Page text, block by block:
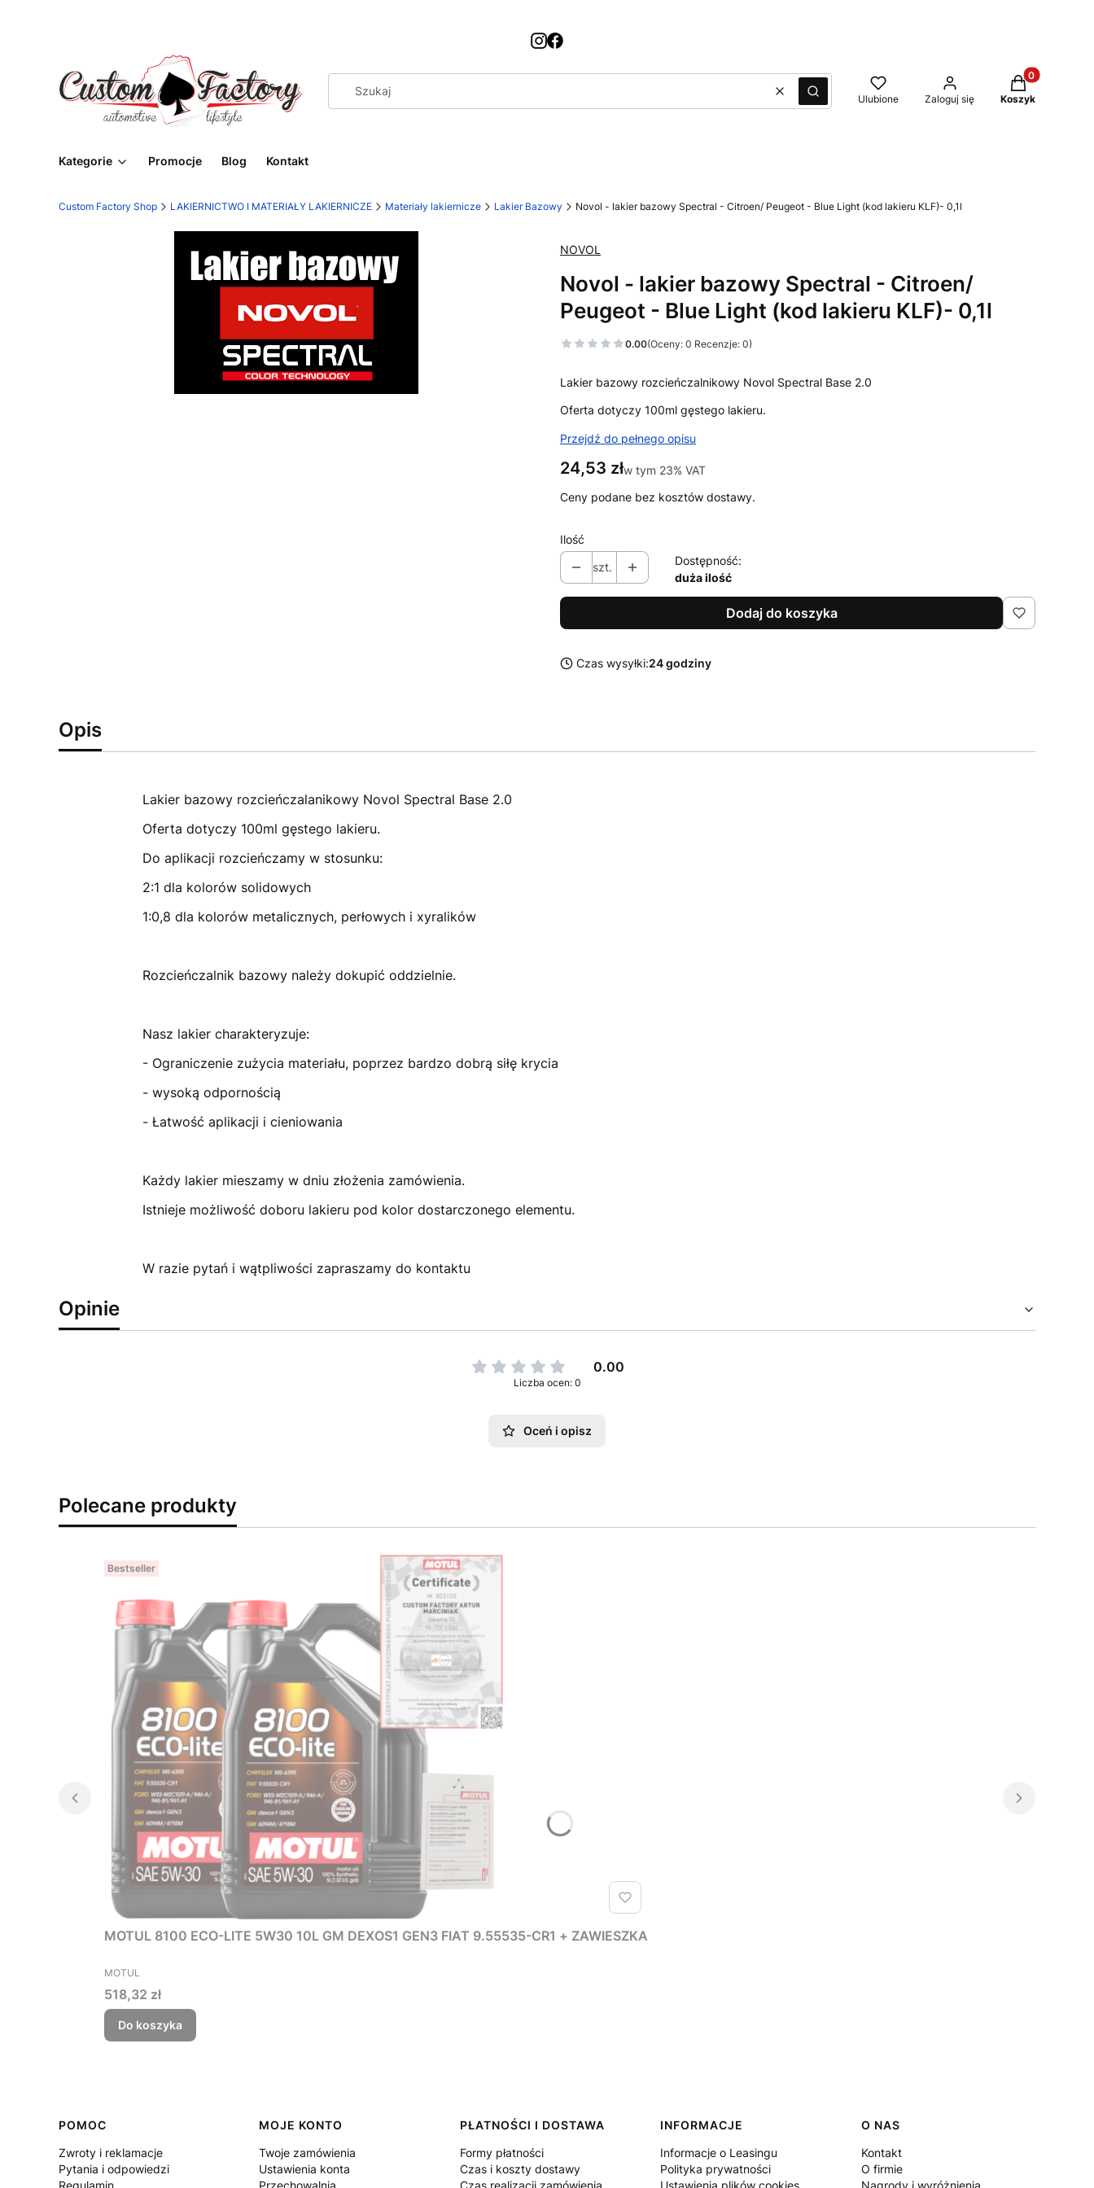
WyczyśćSzukaj Ulubione Zaloguj się
Produkty w
Koszyk
Kategorie Promocje Blog Kontakt
Custom Factory Shop LAKIERNICTWO I MATERIAŁY LAKIERNICZE Materiały lakiernicze Lakier Bazowy Novol - lakier bazowy Spectral - Citroen/ Peugeot - Blue Light (kod lakieru KLF)- 0,1l
NOVOL
Novol - lakier bazowy Spectral - Citroen/
Peugeot - Blue Light (kod lakieru KLF)- 0,1l
0.00(Oceny: 0 Recenzje: 0)
Lakier bazowy rozcieńczalnikowy Novol Spectral Base 2.0
Oferta dotyczy 100ml gęstego lakieru.
Przejdź do pełnego opisu
Cena
24,53 złw tym 23% VAT
w tym 23% VAT
Ceny podane bez kosztów dostawy.
Ilość
szt.
Dostępność:
duża ilość
Dodaj do koszyka
Czas wysyłki:24 godziny
Opis
Lakier bazowy rozcieńczalanikowy Novol Spectral Base 2.0
Oferta dotyczy 100ml gęstego lakieru.
Do aplikacji rozcieńczamy w stosunku:
2:1 dla kolorów solidowych
1:0,8 dla kolorów metalicznych, perłowych i xyralików
Rozcieńczalnik bazowy należy dokupić oddzielnie.
Nasz lakier charakteryzuje:
- Ograniczenie zużycia materiału, poprzez bardzo dobrą siłę krycia
- wysoką odpornością
- Łatwość aplikacji i cieniowania
Każdy lakier mieszamy w dniu złożenia zamówienia.
Istnieje możliwość doboru lakieru pod kolor dostarczonego elementu.
W razie pytań i wątpliwości zapraszamy do kontaktu
Opinie
0.00
Liczba ocen: 0
Oceń i opisz
Polecane produkty
Bestseller
MOTUL 8100 ECO-LITE 5W30 10L GM DEXOS1 GEN3 FIAT 9.55535-CR1 + ZAWIESZKA
PRODUCENT
MOTUL
Cena
518,32 zł
Do koszyka
Linki w stopce
POMOC
Zwroty i reklamacje
Pytania i odpowiedzi
Regulamin
MOJE KONTO
Twoje zamówienia
Ustawienia konta
Przechowalnia
PŁATNOŚCI I DOSTAWA
Formy płatności
Czas i koszty dostawy
Czas realizacji zamówienia
INFORMACJE
Informacje o Leasingu
Polityka prywatności
Ustawienia plików cookies
O NAS
Kontakt
O firmie
Nagrody i wyróżnienia